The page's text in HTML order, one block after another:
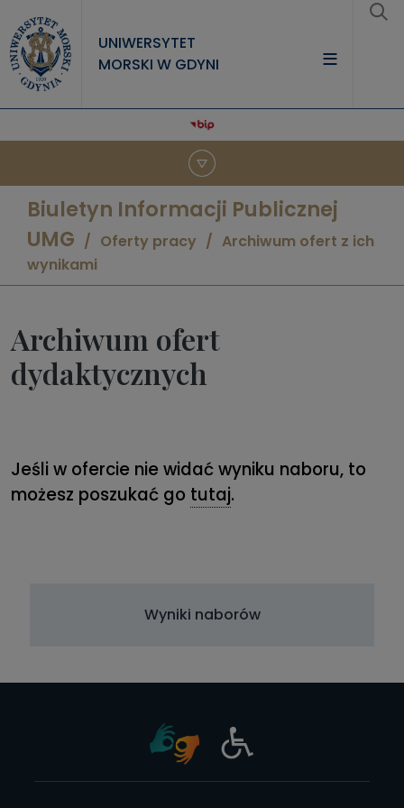
UNIWERSYTET
MORSKI W GDYNI
NAUKA
WSPÓŁPRACA
KONTAKT
Biuletyn Informacji Publicznej
UMG
Oferty pracy
Archiwum ofert z ich
wynikami
Archiwum ofert
dydaktycznych
Jeśli w ofercie nie widać wyniku naboru, to
możesz poszukać go tutaj.
Wyniki naborów